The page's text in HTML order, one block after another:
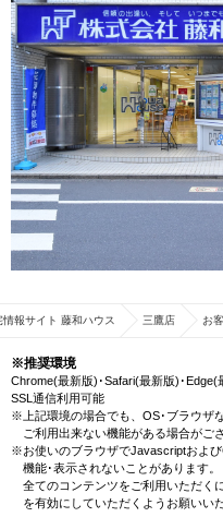
報サイト 藤和ハウス 三鷹店 お
※推奨環境
Chrome(最新版)･Safari(最新版)･
SSL通信利用可能
※上記環境の場合でも、OS･ブラウザ
ご利用出来ない機能がある場合がご
※お使いのブラウザでJavascriptおよ
機能･表示されないことがあります。
全てのコンテンツをご利用いただく
を有効にしていただくようお願いい